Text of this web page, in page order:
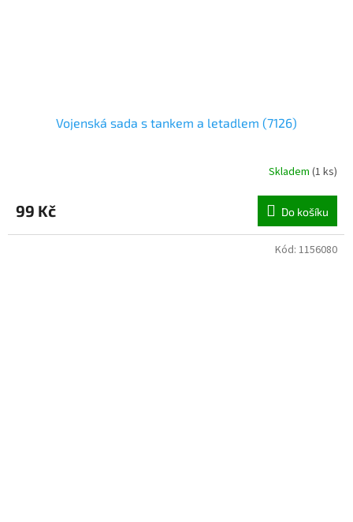
Vojenská sada s tankem a letadlem (7126)
Skladem (1 ks)
99 Kč Do košíku
Kód: 1156080